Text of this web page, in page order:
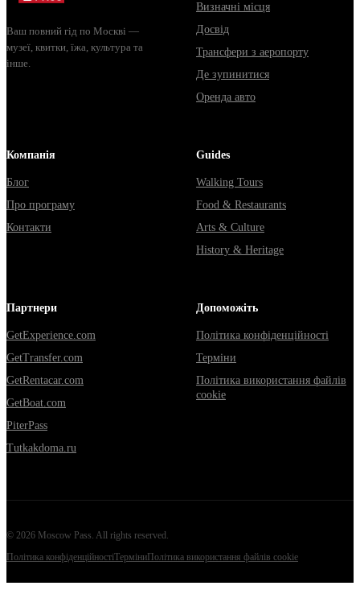
Ваш повний гід по Москві —
музеї, квитки, їжа, культура та
інше.
Визначні місця
Досвід
Трансфери з аеропорту
Де зупинитися
Оренда авто
Компанія
Блог
Про програму
Контакти
Guides
Walking Tours
Food & Restaurants
Arts & Culture
History & Heritage
Партнери
GetExperience.com
GetTransfer.com
GetRentacar.com
GetBoat.com
PiterPass
Tutkakdoma.ru
Допоможіть
Політика конфіденційності
Терміни
Політика використання файлів
cookie
© 2026 Moscow Pass . All rights reserved.
Політика конфіденційностіТерміниПолітика використання файлів cookie